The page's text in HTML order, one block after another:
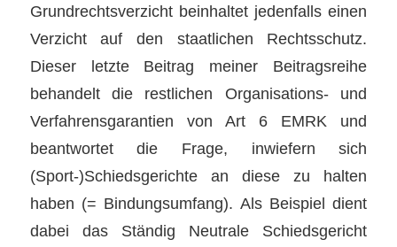
Grundrechtsverzicht beinhaltet jedenfalls einen
Verzicht auf den staatlichen Rechtsschutz.
Dieser letzte Beitrag meiner Beitragsreihe
behandelt die restlichen Organisations- und
Verfahrensgarantien von Art 6 EMRK und
beantwortet die Frage, inwiefern sich
(Sport-)Schiedsgerichte an diese zu halten
haben (= Bindungsumfang). Als Beispiel dient
dabei das Ständig Neutrale Schiedsgericht